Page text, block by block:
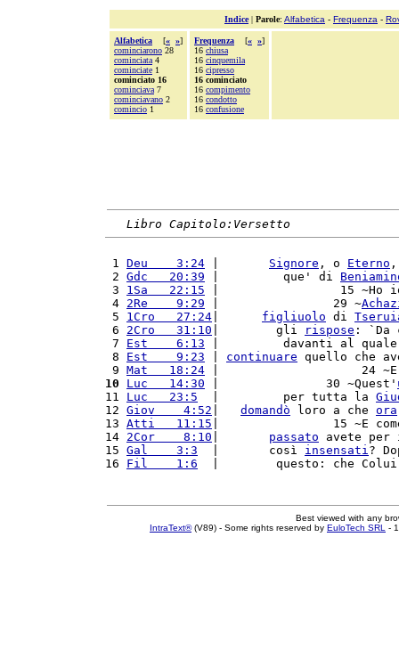
Indice| Parole: Alfabetica - Frequenza -
Alfabetica [« »]
cominciarono 28
cominciata 4
cominciate 1
cominciato 16
cominciava 7
cominciavano 2
comincio 1
Frequenza [« »]
16 chiusa
16 cinquemila
16 cipresso
16 cominciato
16 compimento
16 condotto
16 confusione
Libro Capitolo:Versetto
1 Deu    3:24 Signore , o Eterno
2 Gdc   20:39 |         que' di
3 1Sa   22:15 |                 15 ~Ho
4 2Re    9:29 |                29 ~
5 1Cro   27:24 figliuolo di
6 2Cro   31:10 |        gli rispose : `Da
7 Est    6:13 |         davanti al
8 Est    9:23 continuare quello che
9 Mat   18:24 |                    24 ~E
10
Luc   14:30 |               30 ~Quest'
11 Luc   23:5
  |         per tutta la
12 Giov    4:52 domandò loro a che ora
13 Atti   11:15 |                15 ~E
14 2Cor    8:10 passato avete
15 Gal    3:3
  |       così
insensati?
16 Fil    1:6
|        questo: che
Best viewed with any
IntraText®(V89) - Some rights reserved by EuloTech SRL -